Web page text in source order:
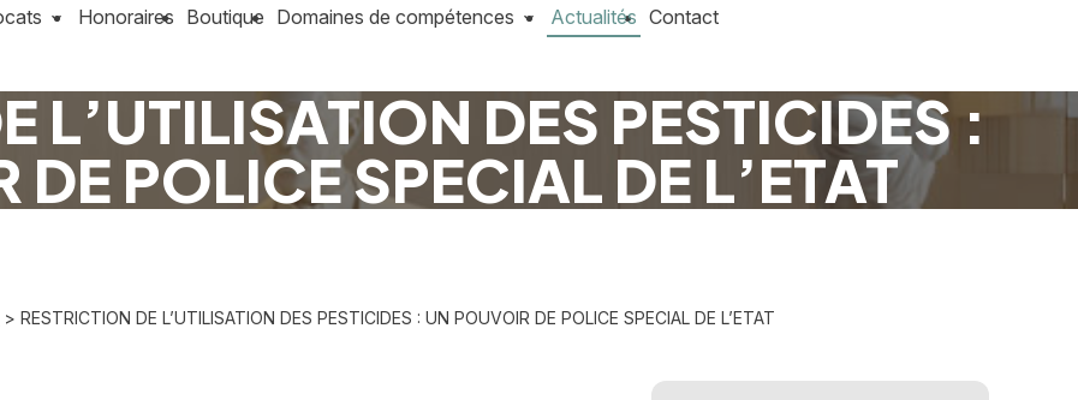
Honoraires Boutique Domaines de compétences Actualités Contact
L’UTILISATION DES PESTICIDES :
POLICE SPECIAL DE L’ETAT
> RESTRICTION DE L’UTILISATION DES PESTICIDES : UN POUVOIR DE POLICE SPECIAL DE L’ETAT